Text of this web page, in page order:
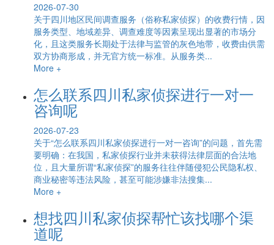
2026-07-30
关于四川地区民间调查服务（俗称私家侦探）的收费行情，因
服务类型、地域差异、调查难度等因素呈现出显著的市场分
化，且这类服务长期处于法律与监管的灰色地带，收费由供需
双方协商形成，并无官方统一标准。从服务类...
More +
怎么联系四川私家侦探进行一对一
咨询呢
2026-07-23
关于“怎么联系四川私家侦探进行一对一咨询”的问题，首先需
要明确：在我国，私家侦探行业并未获得法律层面的合法地
位，且大量所谓“私家侦探”的服务往往伴随侵犯公民隐私权、
商业秘密等违法风险，甚至可能涉嫌非法搜集...
More +
想找四川私家侦探帮忙该找哪个渠
道呢